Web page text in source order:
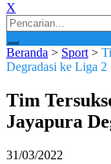
X
Search
for:
Beranda > Sport >
Degradasi ke Liga 2
Tim
Jayapura
31/03/2022